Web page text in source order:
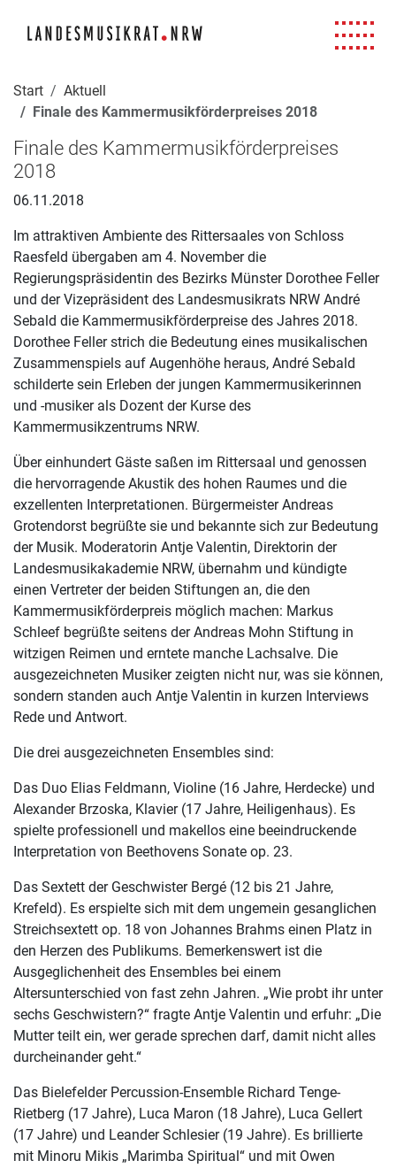
Start
Aktuell
Finale des Kammermusikförderpreises 2018
Finale des Kammermusikförderpreises
2018
06.11.2018
Im attraktiven Ambiente des Rittersaales von Schloss
Raesfeld übergaben am 4. November die
Regierungspräsidentin des Bezirks Münster Dorothee Feller
und der Vizepräsident des Landesmusikrats NRW André
Sebald die Kammermusikförderpreise des Jahres 2018.
Dorothee Feller strich die Bedeutung eines musikalischen
Zusammenspiels auf Augenhöhe heraus, André Sebald
schilderte sein Erleben der jungen Kammermusikerinnen
und -musiker als Dozent der Kurse des
Kammermusikzentrums NRW.
Über einhundert Gäste saßen im Rittersaal und genossen
die hervorragende Akustik des hohen Raumes und die
exzellenten Interpretationen. Bürgermeister Andreas
Grotendorst begrüßte sie und bekannte sich zur Bedeutung
der Musik. Moderatorin Antje Valentin, Direktorin der
Landesmusikakademie NRW, übernahm und kündigte
einen Vertreter der beiden Stiftungen an, die den
Kammermusikförderpreis möglich machen: Markus
Schleef begrüßte seitens der Andreas Mohn Stiftung in
witzigen Reimen und erntete manche Lachsalve. Die
ausgezeichneten Musiker zeigten nicht nur, was sie können,
sondern standen auch Antje Valentin in kurzen Interviews
Rede und Antwort.
Die drei ausgezeichneten Ensembles sind:
Das Duo Elias Feldmann, Violine (16 Jahre, Herdecke) und
Alexander Brzoska, Klavier (17 Jahre, Heiligenhaus). Es
spielte professionell und makellos eine beeindruckende
Interpretation von Beethovens Sonate op. 23.
Das Sextett der Geschwister Bergé (12 bis 21 Jahre,
Krefeld). Es erspielte sich mit dem ungemein gesanglichen
Streichsextett op. 18 von Johannes Brahms einen Platz in
den Herzen des Publikums. Bemerkenswert ist die
Ausgeglichenheit des Ensembles bei einem
Altersunterschied von fast zehn Jahren. „Wie probt ihr unter
sechs Geschwistern?“ fragte Antje Valentin und erfuhr: „Die
Mutter teilt ein, wer gerade sprechen darf, damit nicht alles
durcheinander geht.“
Das Bielefelder Percussion-Ensemble Richard Tenge-
Rietberg (17 Jahre), Luca Maron (18 Jahre), Luca Gellert
(17 Jahre) und Leander Schlesier (19 Jahre). Es brillierte
mit Minoru Mikis „Marimba Spiritual“ und mit Owen